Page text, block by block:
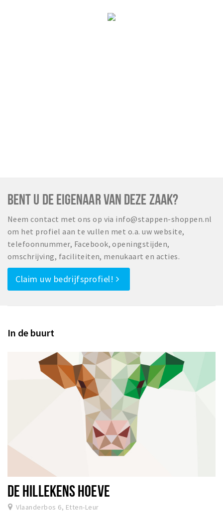
BENT U DE EIGENAAR VAN DEZE ZAAK?
Neem contact met ons op via info@stappen-shoppen.nl
om het profiel aan te vullen met o.a. uw website,
telefoonnummer, Facebook, openingstijden,
omschrijving, faciliteiten, menukaart en acties.
Claim uw bedrijfsprofiel!
In de buurt
DE HILLEKENS HOEVE
Vlaanderbos 6, Etten-Leur